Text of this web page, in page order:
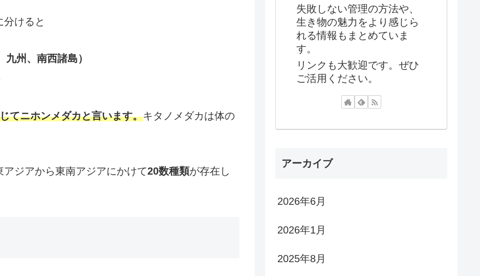
分けると
州、南西諸島）
てニホンメダカと言います。キタノメダカは体の
ジアから東南アジアにかけて20数種類が存在し
失敗しない管理の方法や、
生き物の魅力をより感じら
れる情報もまとめていま
す。
リンクも大歓迎です。ぜひ
ご活用ください。
アーカイブ
2026年6月
2026年1月
2025年8月